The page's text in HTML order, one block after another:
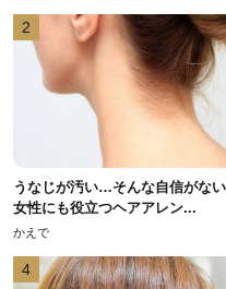
2
うなじが汚い…そんな自信がない
女性にも役立つヘアアレン...
かえで
4